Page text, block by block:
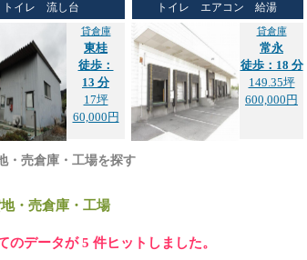
トイレ 流し台
貸倉庫
東桂
徒歩：
13 分
17坪
60,000円
トイレ エアコン 給湯
貸倉庫
常永
徒歩：18 分
149.35坪
600,000円
・売倉庫・工場を探す
・売倉庫・工場
のデータが 5 件ヒットしました。